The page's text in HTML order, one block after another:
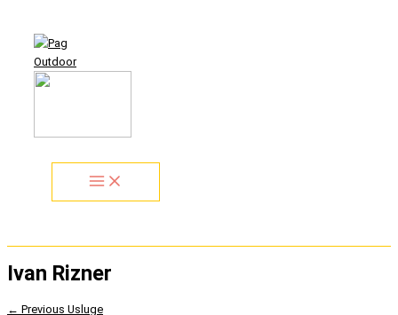
sadržaj
Ivan Rizner
← Previous Usluge